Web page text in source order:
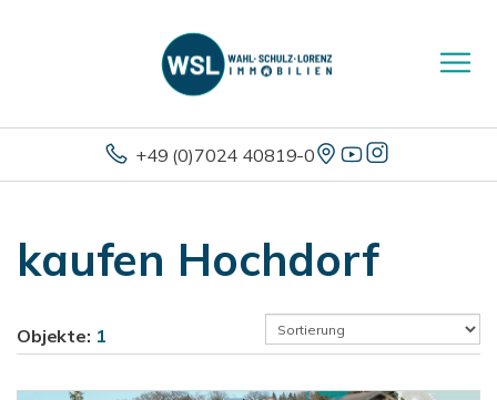
+49 (0)7024 40819-0
kaufen Hochdorf
Objekte: 1